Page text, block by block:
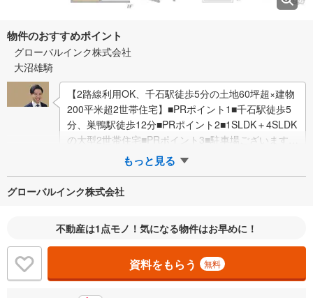
物件のおすすめポイント
グローバルインク株式会社
大沼雄騎
【2路線利用OK、千石駅徒歩5分の土地60坪超×建物
200平米超2世帯住宅】■PRポイント1■千石駅徒歩5
分、巣鴨駅徒歩12分■PRポイント2■1SLDK＋4SLDK
の大型2世帯住宅■PRポイント3■駐車場ございます■
気軽にお問い…もっと見る
グローバルインク株式会社
不動産は1点モノ！気になる物件はお早めに！
資料をもらう 無料